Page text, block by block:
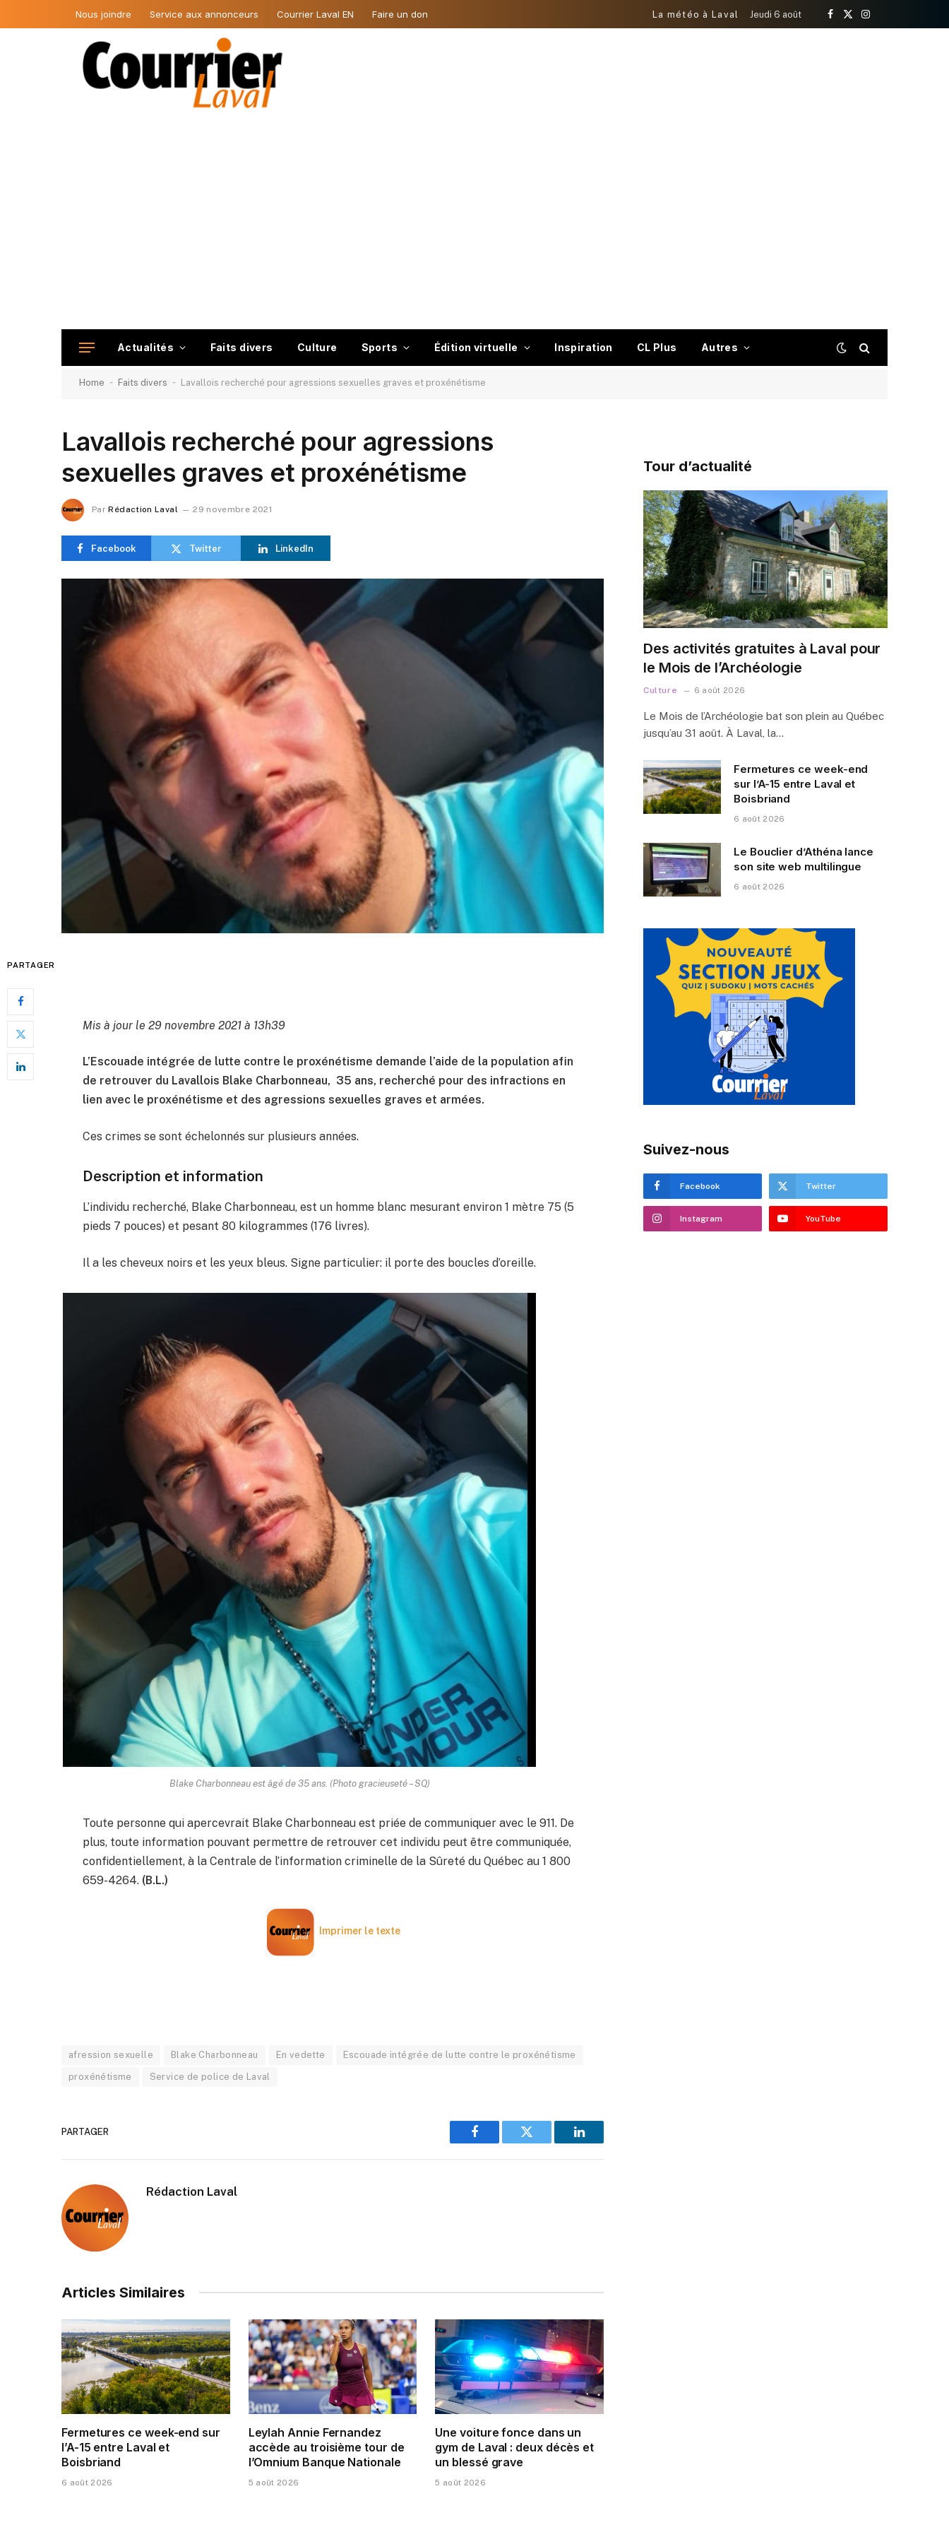
Nous joindre Service aux annonceurs Courrier Laval EN Faire un don La météo à Laval Jeudi 6 août
Facebook
X
Instagram
Actualités Faits divers Culture Sports Édition virtuelle Inspiration CL Plus Autres
Home - Faits divers - Lavallois recherché pour agressions sexuelles graves et proxénétisme
Lavallois recherché pour agressions
sexuelles graves et proxénétisme
Par Rédaction Laval 29 novembre 2021
Facebook Twitter LinkedIn
PARTAGER
Mis à jour le 29 novembre 2021 à 13h39
L’Escouade intégrée de lutte contre le proxénétisme demande l’aide de la population afin
de retrouver du Lavallois Blake Charbonneau, 35 ans, recherché pour des infractions en
lien avec le proxénétisme et des agressions sexuelles graves et armées.
Ces crimes se sont échelonnés sur plusieurs années.
Description et information
L’individu recherché, Blake Charbonneau, est un homme blanc mesurant environ 1 mètre 75 (5
pieds 7 pouces) et pesant 80 kilogrammes (176 livres).
Il a les cheveux noirs et les yeux bleus. Signe particulier: il porte des boucles d’oreille.
Blake Charbonneau est âgé de 35 ans. (Photo gracieuseté – SQ)
Toute personne qui apercevrait Blake Charbonneau est priée de communiquer avec le 911. De
plus, toute information pouvant permettre de retrouver cet individu peut être communiquée,
confidentiellement, à la Centrale de l’information criminelle de la Sûreté du Québec au 1 800
659-4264. (B.L.)
Imprimer le texte
afression sexuelle Blake Charbonneau En vedette Escouade intégrée de lutte contre le proxénétisme
proxénétisme Service de police de Laval
PARTAGER
Facebook Twitter LinkedIn
Rédaction Laval
Articles Similaires
Fermetures ce week-end sur
l’A-15 entre Laval et
Boisbriand
6 août 2026
Leylah Annie Fernandez
accède au troisième tour de
l’Omnium Banque Nationale
5 août 2026
Une voiture fonce dans un
gym de Laval : deux décès et
un blessé grave
5 août 2026
Tour d’actualité
Des activités gratuites à Laval pour
le Mois de l’Archéologie
Culture 6 août 2026
Le Mois de l’Archéologie bat son plein au Québec
jusqu’au 31 août. À Laval, la…
Fermetures ce week-end
sur l’A-15 entre Laval et
Boisbriand
6 août 2026
Le Bouclier d’Athéna lance
son site web multilingue
6 août 2026
Suivez-nous
Facebook Twitter
Instagram YouTube